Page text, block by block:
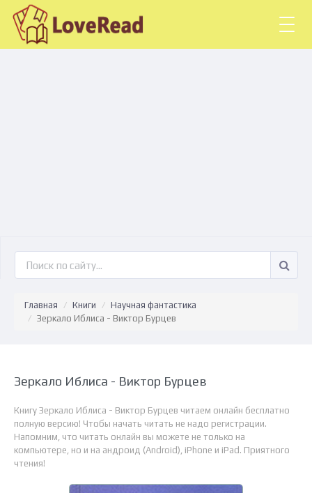
Главная Книги
Научная фантастика
Зеркало Иблиса - Виктор Бурцев
Зеркало Иблиса - Виктор Бурцев
Книгу Зеркало Иблиса - Виктор Бурцев читаем онлайн бесплатно
полную версию! Чтобы начать читать не надо регистрации.
Напомним, что читать онлайн вы можете не только на
компьютере, но и на андроид (Android), iPhone и iPad. Приятного
чтения!